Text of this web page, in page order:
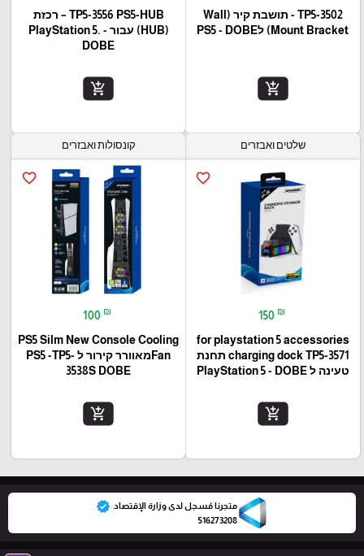
TP5-3502 - תושבת קיר (Wall
Mount Bracket) לPS5 - DOBE
add_shopping_cart
TP5-3556 PS5-HUB – רכזת
(HUB) עבור PlayStation 5. -
DOBE
add_shopping_cart
שלטים ואבזרים
favorite_border
150 ₪
for playstation 5 accessories
charging dock TP5-3571 תחנת
טעינה ל PlayStation 5 - DOBE
add_shopping_cart
קונסולות ואבזרים
favorite_border
100 ₪
PS5 Silm New Console Cooling
Fanמאוורר קירור ל PS5 -TP5-
3538S DOBE
add_shopping_cart
متجرنا مُسجل لدى وزارة الإقتصاد verified
516273208